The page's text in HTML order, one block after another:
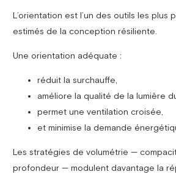
L’orientation est l’un des outils les plus
estimés de la conception résiliente.
Une orientation adéquate :
réduit la surchauffe,
améliore la qualité de la lumière
permet une ventilation croisée,
et minimise la demande
Les stratégies de volumétrie —
profondeur — modulent davantage la